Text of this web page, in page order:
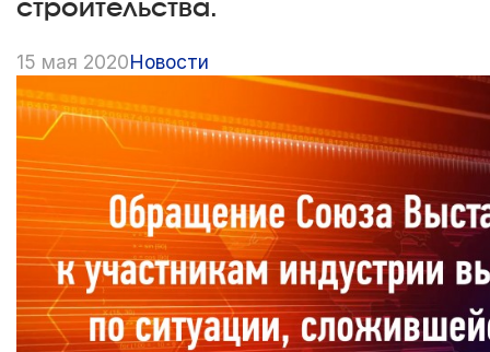
строительства.
15 мая 2020Новости